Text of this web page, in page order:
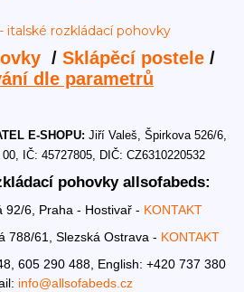
/ Sklápěcí postele/
dle parametrů
E-SHOPU:Jiří Valeš, Špirkova 526/6,
IČ: 45727805, DIČ: CZ6310220532
pohovky allsofabeds:
92/6, Praha - Hostivař - KONTAKT
788/61, Slezská Ostrava - KONTAKT
605 290 488, English: +420 737 380
info@allsofabeds.cz